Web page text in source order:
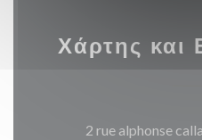
Χάρτης και
2 rue alphonse